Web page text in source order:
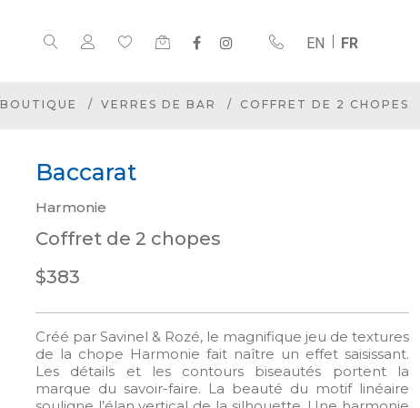
EN FR
BOUTIQUE VERRES DE BAR COFFRET DE 2 CHOPES
Baccarat
Harmonie
Coffret de 2 chopes
$383
Créé par Savinel & Rozé, le magnifique jeu de textures
de la chope Harmonie fait naître un effet saisissant.
Les détails et les contours biseautés portent la
marque du savoir-faire. La beauté du motif linéaire